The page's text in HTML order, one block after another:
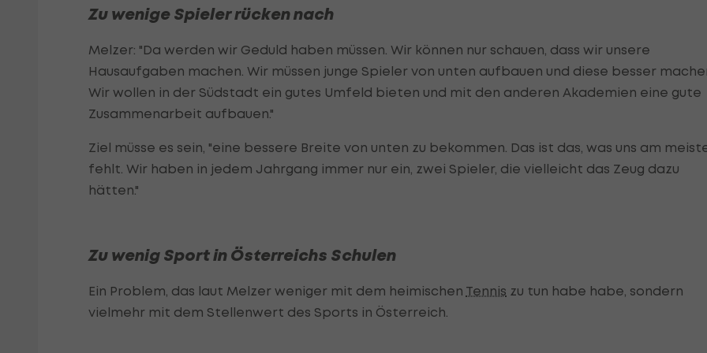
Zu wenige Spieler rücken nach
Melzer: "Da werden wir Geduld haben müssen. Wir können nur schauen, dass wir unsere
Hausaufgaben machen. Wir müssen junge Spieler von unten aufbauen und diese besser
Wir wollen in der Südstadt ein gutes Umfeld bieten und mit den anderen Akademien eine gute
Zusammenarbeit aufbauen."
Ziel müsse es sein, "eine bessere Breite von unten zu bekommen. Das ist das, was uns am
fehlt. Wir haben in jedem Jahrgang immer nur ein, zwei Spieler, die vielleicht das Zeug dazu
hätten."
Zu wenig Sport in Österreichs Schulen
Ein Problem, das laut Melzer weniger mit dem heimischen Tennis zu tun habe habe, sondern
vielmehr mit dem Stellenwert des Sports in Österreich.